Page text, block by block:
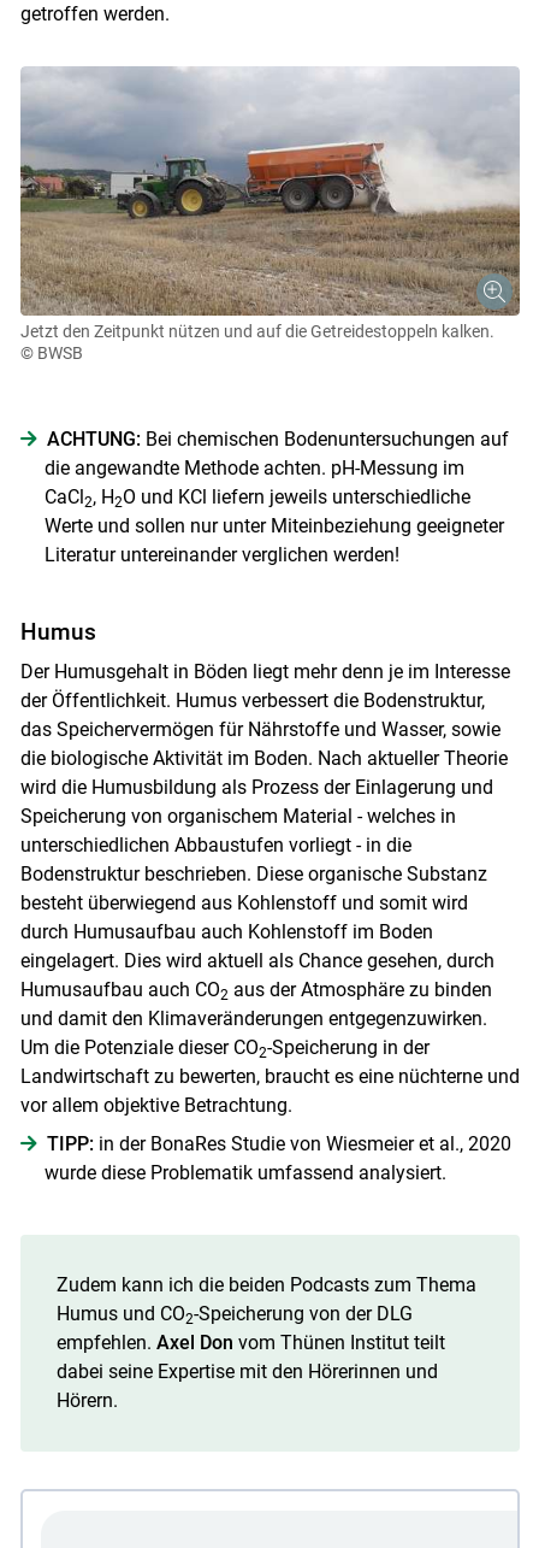
Skip to main content
getroffen werden.
Jetzt den Zeitpunkt nützen und auf die Getreidestoppeln kalken.
© BWSB
ACHTUNG:Bei chemischen Bodenuntersuchungen auf
die angewandte Methode achten. pH-Messung im
CaCl2, H2O und KCl liefern jeweils unterschiedliche
Werte und sollen nur unter Miteinbeziehung geeigneter
Literatur untereinander verglichen werden!
Humus
Der Humusgehalt in Böden liegt mehr denn je im Interesse
der Öffentlichkeit. Humus verbessert die Bodenstruktur,
das Speichervermögen für Nährstoffe und Wasser, sowie
die biologische Aktivität im Boden. Nach aktueller Theorie
wird die Humusbildung als Prozess der Einlagerung und
Speicherung von organischem Material - welches in
unterschiedlichen Abbaustufen vorliegt - in die
Bodenstruktur beschrieben. Diese organische Substanz
besteht überwiegend aus Kohlenstoff und somit wird
durch Humusaufbau auch Kohlenstoff im Boden
eingelagert. Dies wird aktuell als Chance gesehen, durch
Humusaufbau auch CO2 aus der Atmosphäre zu binden
und damit den Klimaveränderungen entgegenzuwirken.
Um die Potenziale dieser CO2-Speicherung in der
Landwirtschaft zu bewerten, braucht es eine nüchterne und
vor allem objektive Betrachtung.
TIPP:in der BonaRes Studie von Wiesmeier et al., 2020
wurde diese Problematik umfassend analysiert.
Zudem kann ich die beiden Podcasts zum Thema
Humus und CO2-Speicherung von der DLG
empfehlen. Axel Don vom Thünen Institut teilt
dabei seine Expertise mit den Hörerinnen und
Hörern.